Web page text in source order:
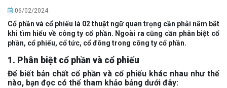
06/02/2024
Cổ phần và cổ phiếu là 02 thuật ngữ quan trọng cần phải nắm bắt
khi tìm hiểu về công ty cổ phần. Ngoài ra cũng cần phân biệt cổ
phần, cổ phiếu, cổ tức, cổ đông trong công ty cổ phần.
1. Phân biệt cổ phần và cổ phiếu
Để biết bản chất cổ phần và cổ phiếu khác nhau như thế
nào, bạn đọc có thể tham khảo bảng dưới đây: